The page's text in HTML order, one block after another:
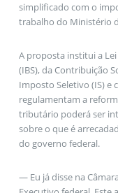
simplificado com o
trabalho do Ministério
A proposta institui a
(IBS), da Contribuição
Imposto Seletivo (IS) e
regulamentam a
tributário poderá ser
sobre o que é
do governo federal.
— Eu já disse na